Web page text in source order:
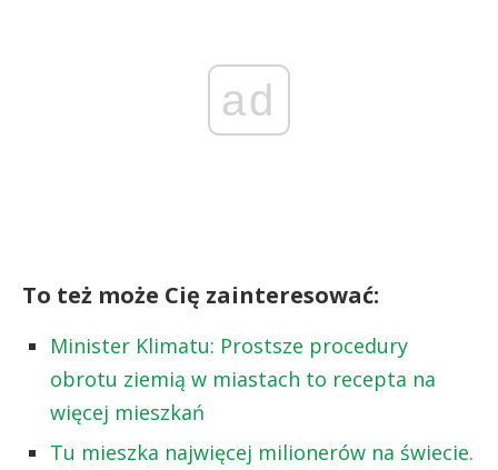
ad
To też może Cię zainteresować:
Minister Klimatu: Prostsze procedury
obrotu ziemią w miastach to recepta na
więcej mieszkań
Tu mieszka najwięcej milionerów na świecie.